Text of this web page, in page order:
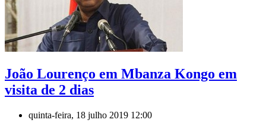
João Lourenço em Mbanza Kongo em
visita de 2 dias
quinta-feira, 18 julho 2019 12:00